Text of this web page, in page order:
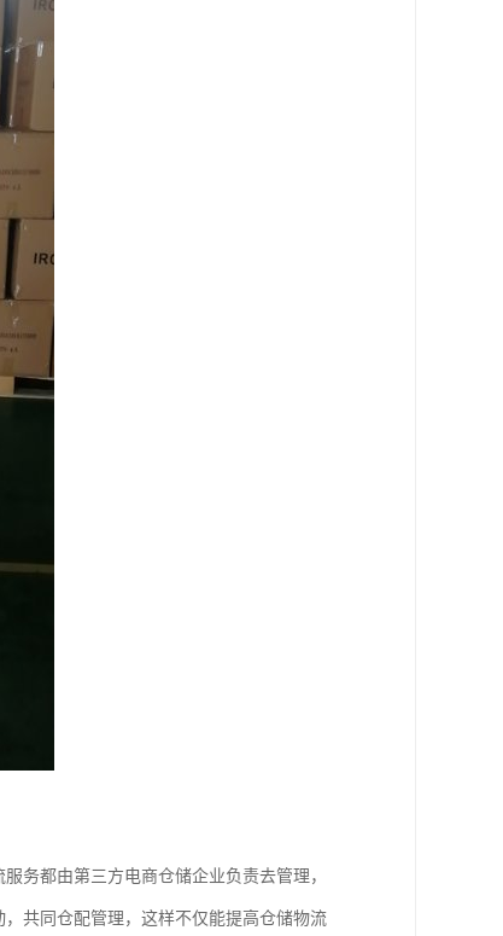
务都由第三方电商仓储企业负责去管理，
共同仓配管理，这样不仅能提高仓储物流